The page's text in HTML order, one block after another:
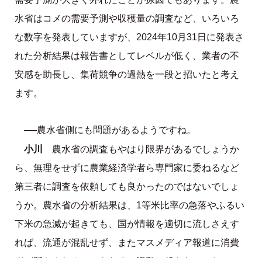
水省はコメの需要予測や収穫量の調査など、いろいろ
な数字を発表していますが、2024年10月31日に発表さ
れた分析結果は報告書としてレベルが低く、業者の不
安感を助長し、集荷競争の過熱を一段と招いたと考え
ます。
──農水省側にも問題があるようですね。
小川
農水省の調査もやはり限界があるでしょうか
ら、無理をせずに農業経済学者ら専門家に委ねるなど
第三者に調査を依頼しても良かったのではないでしょ
うか。農水省の分析結果は、1等米比率の急落やふるい
下米の急減が起きても、国が情報を適切に流しさえす
れば、流通が混乱せず、またマスメディア報道に消費